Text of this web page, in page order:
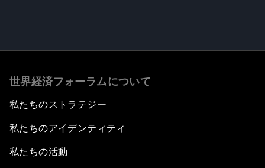
世界経済フォーラムについて
私たちのストラテジー
私たちのアイデンティティ
私たちの活動